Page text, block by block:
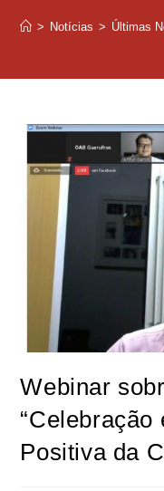
> Notícias > Últimas
Webinar
Positiva da